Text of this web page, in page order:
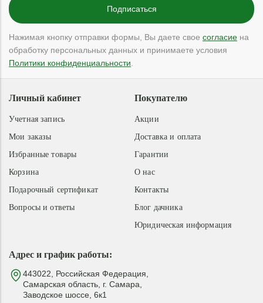
Нажимая кнопку отправки формы, Вы даете свое согласие на
обработку персональных данных и принимаете условия
Политики конфиденциальности
Адрес и график работы:
443022, Российская Федерация,
Самарская область, г. Самара,
Заводское шоссе, 6к1
Покупателю
Акции
Доставка и оплата
Гарантии
О нас
Контакты
Блог дачника
Юридическая информация
Личный кабинет
Учетная запись
Мои заказы
Избранные товары
Корзина
Подарочный сертификат
Вопросы и ответы